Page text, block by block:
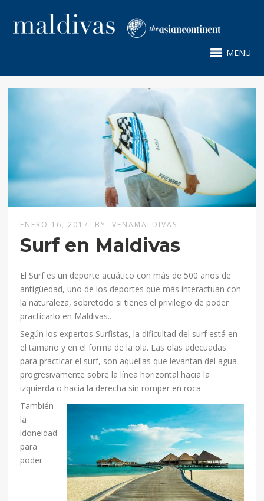
MENU
ENERO 16, 2017 BY VENAMALDIVAS
Surf en Maldivas
El Surf es un deporte acuático con más de 500 años de
antigüedad, uno de los deportes que más interactuan con
la naturaleza, sobretodo si tienes el privilegio de poder
practicarlo en Maldivas..
Según los expertos Surfistas, la dificultad del surf está en
el tamaño y en el forma de la ola. Las olas adecuadas
para practicar el surf, son aquellas que levantan del agua
progresivamente sobre la línea horizontal hacia la
izquierda o hacia la derecha sin romper en roca.
También
la
idoneidad
para
poder